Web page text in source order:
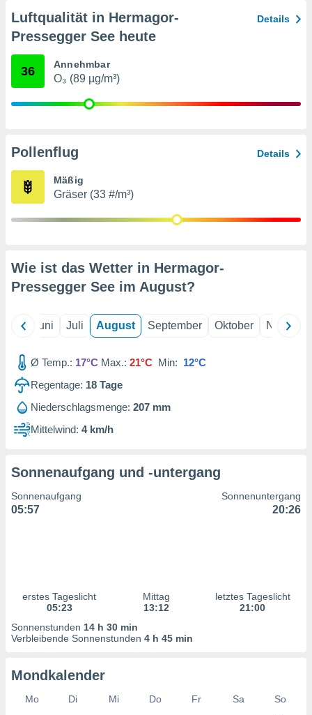
zur
zur
zur
der
von
der
zur
Inhalten.
und
durch
und der
Luftqualität in Hermagor-
Pressegger See heute
Details
36 Annehmbar
O₃ (89 µg/m³)
Pollenflug Details
Mäßig
Gräser (33 #/m³)
Wie ist das Wetter in Hermagor-
Pressegger See im August?
Juni Juli August September Oktober
Ø Temp.: 17°C Max.: 21°C Min: 12°C
Regentage: 18 Tage
Niederschlagsmenge: 207 mm
Mittelwind: 4 km/h
Sonnenaufgang und -untergang
Sonnenaufgang
05:57
Sonnenuntergang
20:26
erstes Tageslicht
05:23
Mittag
13:12
letztes Tageslicht
21:00
Sonnenstunden 14 h 30 min
Verbleibende Sonnenstunden 4 h 45 min
Mondkalender
Mo Di Mi Do Fr Sa
So